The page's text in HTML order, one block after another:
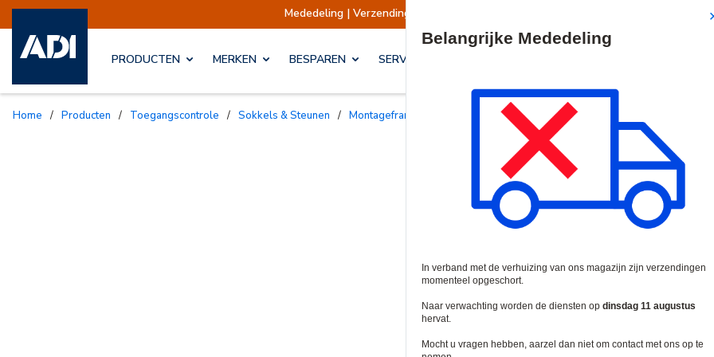
Mededeling | Verzendingen opgeschort Verzendingen worden
PRODUCTEN MERKEN BESPAREN SERVICES & OPLOSSINGEN
Home / Producten / Toegangscontrole / Sokkels & Steunen / Montageframes